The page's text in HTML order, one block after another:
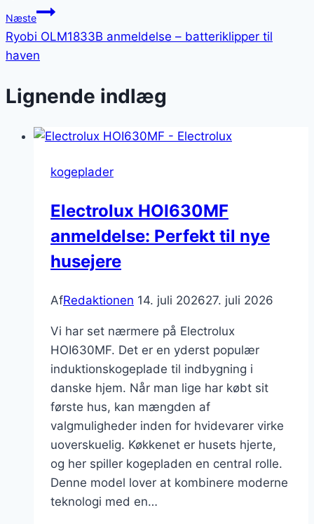
Næste
Ryobi OLM1833B anmeldelse – batteriklipper til
haven
Lignende indlæg
kogeplader
Electrolux HOI630MF
anmeldelse: Perfekt til nye
husejere
AfRedaktionen 14. juli 202627. juli 2026
Vi har set nærmere på Electrolux
HOI630MF. Det er en yderst populær
induktionskogeplade til indbygning i
danske hjem. Når man lige har købt sit
første hus, kan mængden af
valgmuligheder inden for hvidevarer virke
uoverskuelig. Køkkenet er husets hjerte,
og her spiller kogepladen en central rolle.
Denne model lover at kombinere moderne
teknologi med en…